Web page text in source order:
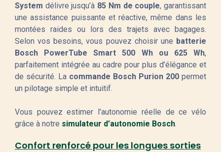
System délivre jusqu’à 85 Nm de couple, garantissant
une assistance puissante et réactive, même dans les
montées raides ou lors des trajets avec bagages.
Selon vos besoins, vous pouvez choisir une batterie
Bosch PowerTube Smart 500 Wh ou 625 Wh,
parfaitement intégrée au cadre pour plus d’élégance et
de sécurité. La commande Bosch Purion 200 permet
un pilotage simple et intuitif.
Vous pouvez estimer l’autonomie réelle de ce vélo
grâce à notre simulateur d’autonomie Bosch.
Confort renforcé pour les longues sorties